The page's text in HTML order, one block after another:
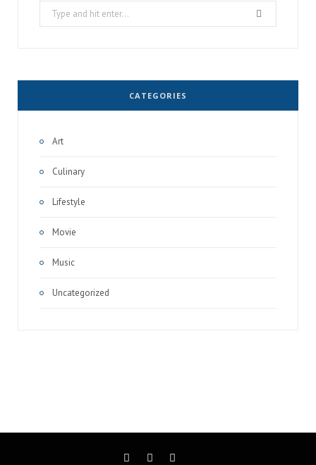
Search
for:
CATEGORIES
Art
Culinary
Lifestyle
Movie
Music
Uncategorized